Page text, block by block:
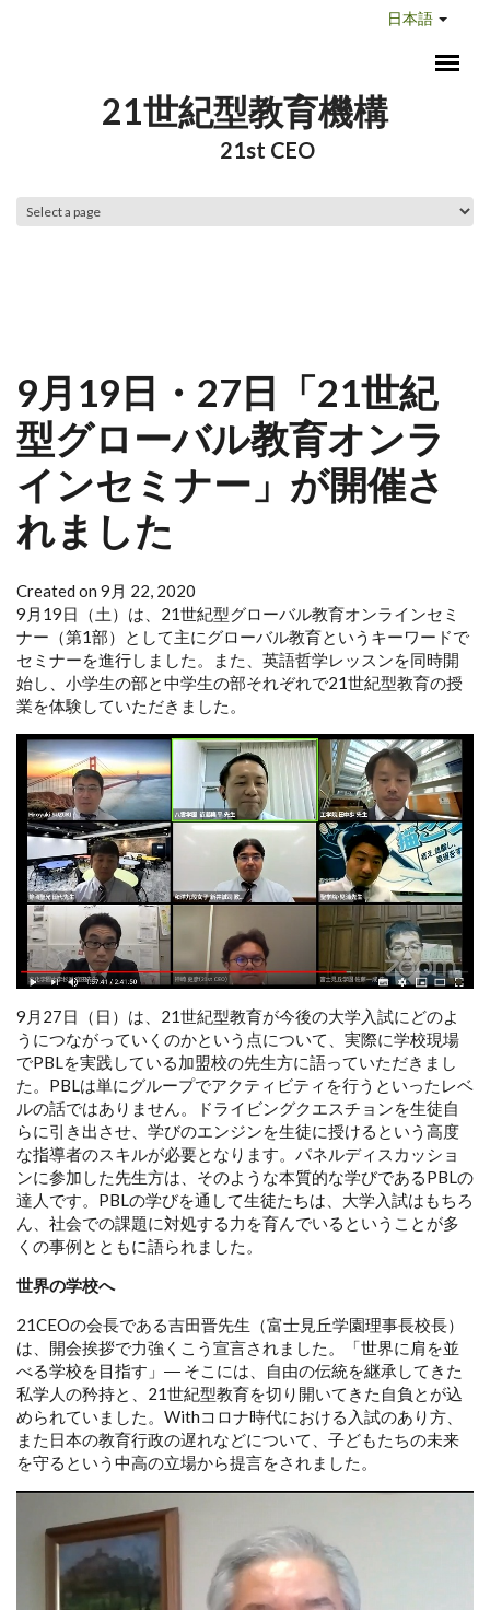
日本語
21世紀型教育機構
21st CEO
9月19日・27日「21世紀
型グローバル教育オンラ
インセミナー」が開催さ
れました
Created on 9月 22, 2020
9月19日（土）は、21世紀型グローバル教育オンラインセミ
ナー（第1部）として主にグローバル教育というキーワードで
セミナーを進行しました。また、英語哲学レッスンを同時開
始し、小学生の部と中学生の部それぞれで21世紀型教育の授
業を体験していただきました。
9月27日（日）は、21世紀型教育が今後の大学入試にどのよ
うにつながっていくのかという点について、実際に学校現場
でPBLを実践している加盟校の先生方に語っていただきまし
た。PBLは単にグループでアクティビティを行うといったレベ
ルの話ではありません。ドライビングクエスチョンを生徒自
らに引き出させ、学びのエンジンを生徒に授けるという高度
な指導者のスキルが必要となります。パネルディスカッショ
ンに参加した先生方は、そのような本質的な学びであるPBLの
達人です。PBLの学びを通して生徒たちは、大学入試はもちろ
ん、社会での課題に対処する力を育んでいるということが多
くの事例とともに語られました。
世界の学校へ
21CEOの会長である吉田晋先生（富士見丘学園理事長校長）
は、開会挨拶で力強くこう宣言されました。「世界に肩を並
べる学校を目指す」― そこには、自由の伝統を継承してきた
私学人の矜持と、21世紀型教育を切り開いてきた自負とが込
められていました。Withコロナ時代における入試のあり方、
また日本の教育行政の遅れなどについて、子どもたちの未来
を守るという中高の立場から提言をされました。